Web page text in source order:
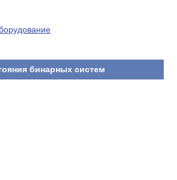
бинарных систем